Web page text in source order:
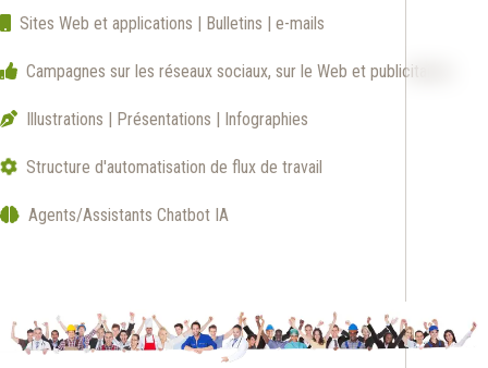
Sites Web et applications | Bulletins | e-mails
Campagnes sur les réseaux sociaux, sur le Web et publicitaires
Illustrations | Présentations | Infographies
Structure d'automatisation de flux de travail
Agents/Assistants Chatbot IA